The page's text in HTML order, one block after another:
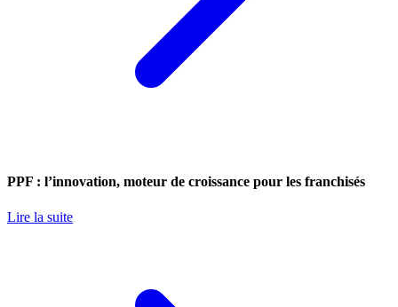
PPF : l’innovation, moteur de croissance pour les franchisés
Lire la suite